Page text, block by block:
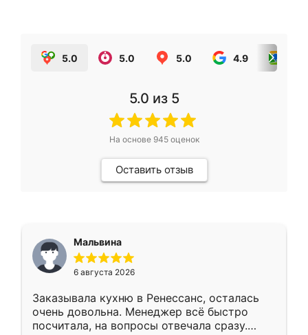
5.0 5.0 5.0 4.9
5.0 из 5
На основе 945оценок
Оставить отзыв
Мальвина
6 августа 2026
Заказывала кухню в Ренессанс, осталась
очень довольна. Менеджер всё быстро
посчитала, на вопросы отвечала сразу.